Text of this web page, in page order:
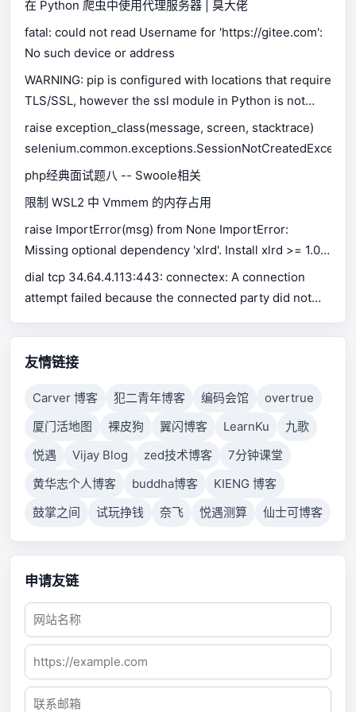
在 Python 爬虫中使用代理服务器 | 臭大佬
fatal: could not read Username for 'https://gitee.com':
No such device or address
WARNING: pip is configured with locations that require
TLS/SSL, however the ssl module in Python is not
available.
raise exception_class(message, screen, stacktrace)
php经典面试题八 -- Swoole相关
限制 WSL2 中 Vmmem 的内存占用
raise ImportError(msg) from None ImportError:
Missing optional dependency 'xlrd'. Install xlrd >= 1.0.0
for Excel support Use pip or conda to install xlrd.
dial tcp 34.64.4.113:443: connectex: A connection
attempt failed because the connected party did not
connection failed because connected host has failed
to respond.
友情链接
Carver 博客 犯二青年博客 编码会馆
overtrue
厦门活地图
裸皮狗 翼闪博客 LearnKu
九歌
悦遇
Vijay Blog zed技术博客
7分钟课堂
黄华志个人博客
buddha博客
KIENG 博客
鼓掌之间
试玩挣钱 奈飞 悦遇测算 仙士可博客
申请友链